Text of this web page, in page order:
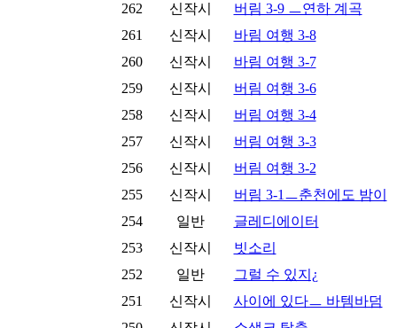
262
신작시
버림 3-9 ㅡ연하 계곡
261
신작시
바림 여행 3-8
260
신작시
바림 여행 3-7
259
신작시
버림 여행 3-6
258
신작시
버림 여행 3-4
257
신작시
버림 여행 3-3
256
신작시
버림 여행 3-2
255
신작시
버림 3-1ㅡ춘천에도 밤이
254
일반
글레디에이터
253
신작시
빗소리
252
일반
그럴 수 있지¿
251
신작시
사이에 있다ㅡ 바템바덤